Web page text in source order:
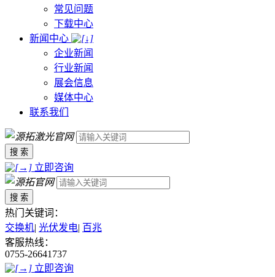
常见问题
下载中心
新闻中心
企业新闻
行业新闻
展会信息
媒体中心
联系我们
搜 索
立即咨询
搜 索
热门关键词：
交换机| 光伏发电| 百兆
客服热线：
0755-26641737
立即咨询